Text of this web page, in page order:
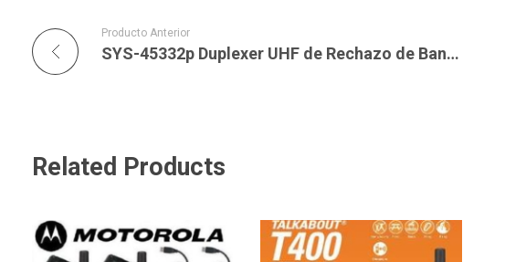
Producto Anterior
SYS-45332p Duplexer UHF de Rechazo de Banda para 440-470 MHz.
Related Products